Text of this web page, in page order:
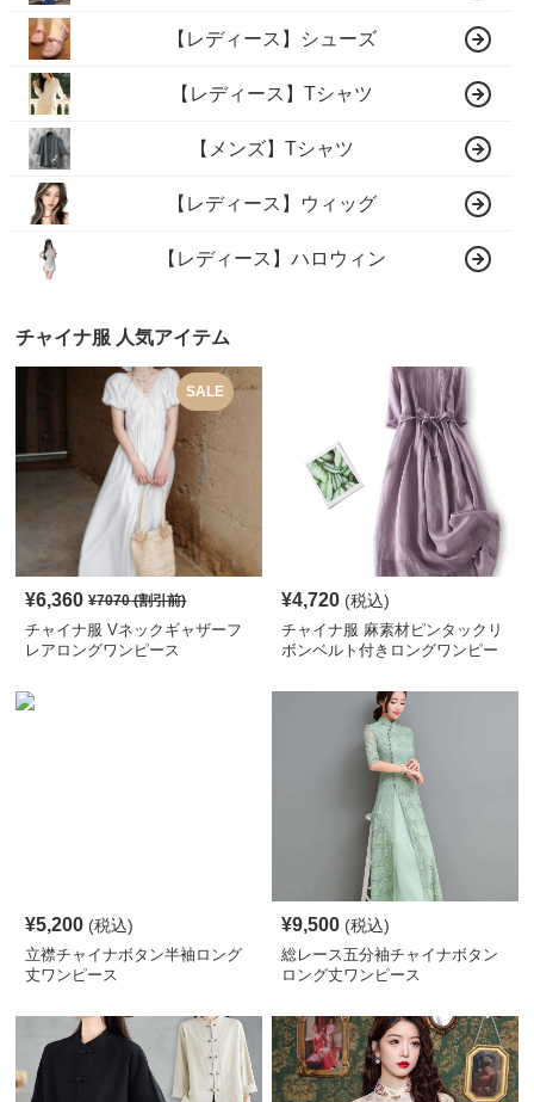
【レディース】シューズ
【レディース】Tシャツ
【メンズ】Tシャツ
【レディース】ウィッグ
【レディース】ハロウィン
チャイナ服 人気アイテム
SALE
¥6,360 ¥7070(割引前)
チャイナ服 Vネックギャザーフ
レアロングワンピース
¥4,720 (税込)
チャイナ服 麻素材ピンタックリ
ボンベルト付きロングワンピー
¥5,200 (税込)
立襟チャイナボタン半袖ロング
丈ワンピース
¥9,500 (税込)
総レース五分袖チャイナボタン
ロング丈ワンピース